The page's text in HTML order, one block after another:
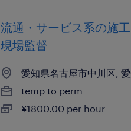
流通・サービス系の施工
現場監督
愛知県名古屋市中川区,
temp to perm
¥1800.00 per hour